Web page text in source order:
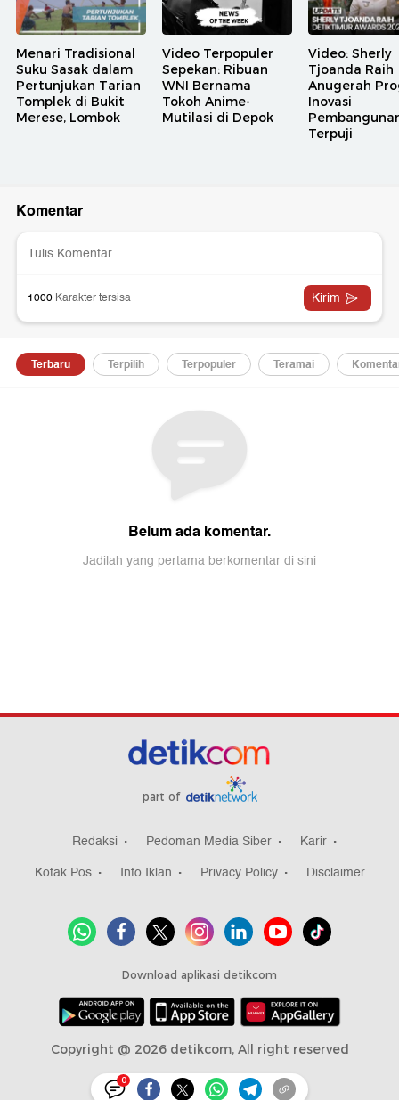
Menari Tradisional
Suku Sasak dalam
Pertunjukan Tarian
Tomplek di Bukit
Merese, Lombok
Video Terpopuler
Sepekan: Ribuan
WNI Bernama
Tokoh Anime-
Mutilasi di Depok
Video: Sherly
Tjoanda Raih
Anugerah
Inovasi
Terpuji
0
part of
Redaksi Pedoman Media Siber
Karir
Kotak Pos
Info Iklan Privacy Policy Disclaimer
Download aplikasi detikcom
Copyright @ 2026 detikcom, All right reserved